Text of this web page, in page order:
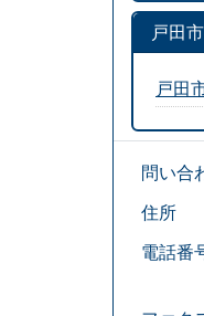
戸田
戸田
問い合
住所
電話番